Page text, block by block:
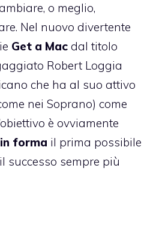
o meglio,
Nel nuovo divertente
Get a Mac dal titolo
Robert Loggia
che ha al suo attivo
nei Soprano) come
è ovviamente
forma il prima possibile
successo sempre più